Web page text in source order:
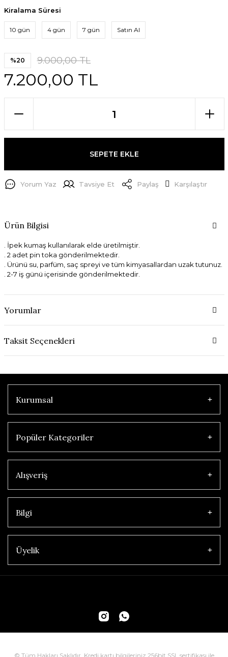
Kiralama Süresi
10 gün 4 gün 7 gün Satın Al
%20 9.000,00 TL
7.200,00 TL
SEPETE EKLE
Yorum Yaz Tavsiye Et Paylaş Karşılaştır
Ürün Bilgisi
. İpek kumaş kullanılarak elde üretilmiştir.
. 2 adet pin toka gönderilmektedir.
. Ürünü su, parfüm, saç spreyi ve tüm kimyasallardan uzak tutunuz.
. 2-7 iş günü içerisinde gönderilmektedir.
Yorumlar
Taksit Seçenekleri
Kurumsal
Popüler Kategoriler
Alışveriş
Bilgi
Üyelik
© Tüm Hakları Saklıdır. Kredi kartı bilgileriniz 256bit SSL sertifikası ile